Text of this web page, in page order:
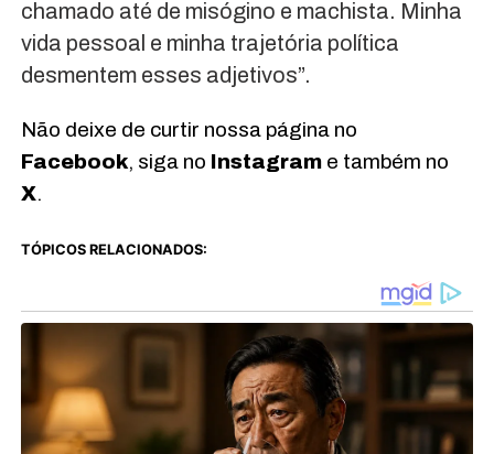
chamado até de misógino e machista. Minha
vida pessoal e minha trajetória política
desmentem esses adjetivos”.
Não deixe de curtir nossa página no
Facebook, siga no Instagrame também no
X.
TÓPICOS RELACIONADOS: